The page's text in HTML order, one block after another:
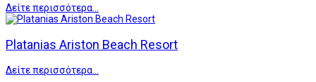
Δείτε περισσότερα...
Platanias Ariston Beach Resort
Δείτε περισσότερα...